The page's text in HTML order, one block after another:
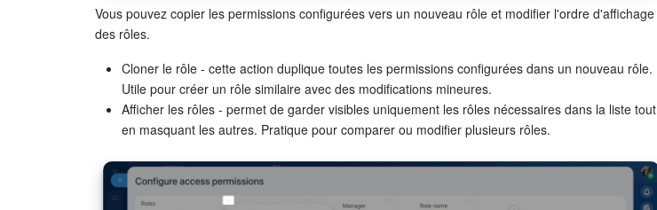
Vous pouvez copier les permissions configurées vers un nouveau rôle et modifier l'ordre d'affichage
des rôles.
Cloner le rôle - cette action duplique toutes les permissions configurées dans un nouveau rôle.
Utile pour créer un rôle similaire avec des modifications mineures.
Afficher les rôles - permet de garder visibles uniquement les rôles nécessaires dans la liste tout
en masquant les autres. Pratique pour comparer ou modifier plusieurs rôles.